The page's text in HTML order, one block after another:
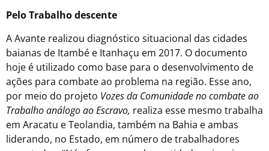
Pelo Trabalho descente
A Avante realizou diagnóstico situacional das cidades
baianas de Itambé e Itanhaçu em 2017. O documento
hoje é utilizado como base para o desenvolvimento de
ações para combate ao problema na região. Esse ano,
por meio do projeto Vozes da Comunidade no combate ao
Trabalho análogo ao Escravo, realiza esse mesmo trabalha
em Aracatu e Teolandia, também na Bahia e ambas
liderando, no Estado, em número de trabalhadores